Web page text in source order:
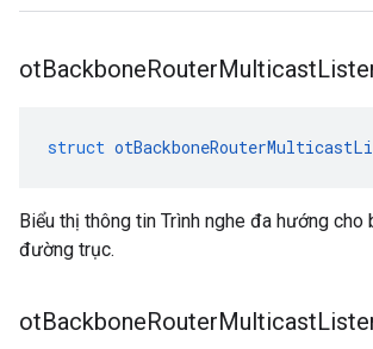
otBackboneRouterMulticast
struct
Biểu thị thông tin Trình nghe đa hướng cho
đường trục.
otBackboneRouterMulticast